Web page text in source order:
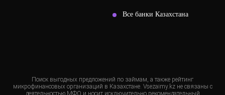
Все банки Казахстана
Поиск выгодных предложений по займам, а также рейтинг
микрофинансовых организаций в Казахстане. Vsezaimy.kz не связаны с
деятельностью МФО и носит исключительно рекомендательный